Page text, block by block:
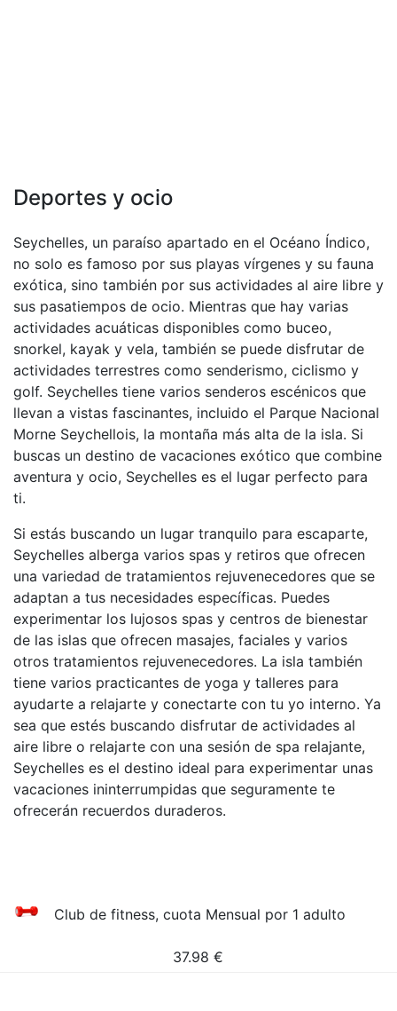
Deportes y ocio
Seychelles, un paraíso apartado en el Océano Índico,
no solo es famoso por sus playas vírgenes y su fauna
exótica, sino también por sus actividades al aire libre y
sus pasatiempos de ocio. Mientras que hay varias
actividades acuáticas disponibles como buceo,
snorkel, kayak y vela, también se puede disfrutar de
actividades terrestres como senderismo, ciclismo y
golf. Seychelles tiene varios senderos escénicos que
llevan a vistas fascinantes, incluido el Parque Nacional
Morne Seychellois, la montaña más alta de la isla. Si
buscas un destino de vacaciones exótico que combine
aventura y ocio, Seychelles es el lugar perfecto para
ti.
Si estás buscando un lugar tranquilo para escaparte,
Seychelles alberga varios spas y retiros que ofrecen
una variedad de tratamientos rejuvenecedores que se
adaptan a tus necesidades específicas. Puedes
experimentar los lujosos spas y centros de bienestar
de las islas que ofrecen masajes, faciales y varios
otros tratamientos rejuvenecedores. La isla también
tiene varios practicantes de yoga y talleres para
ayudarte a relajarte y conectarte con tu yo interno. Ya
sea que estés buscando disfrutar de actividades al
aire libre o relajarte con una sesión de spa relajante,
Seychelles es el destino ideal para experimentar unas
vacaciones ininterrumpidas que seguramente te
ofrecerán recuerdos duraderos.
Club de fitness, cuota Mensual por 1 adulto
37.98 €